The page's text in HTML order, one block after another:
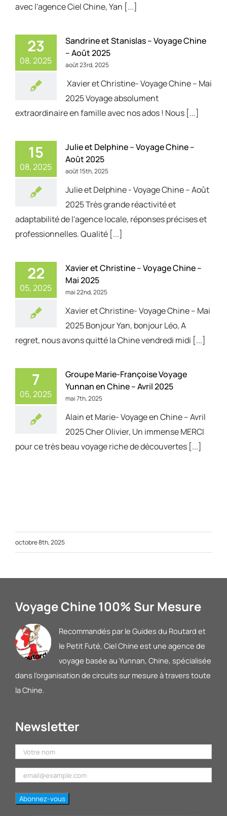
avec l'agence Ciel Chine, Yan [...]
23
08, 2025
Sandrine et Stanislas – Voyage Chine
– Août 2025
août 23rd, 2025
Xavier et Christine- Voyage Chine – Mai
2025 Voyage absolument
extraordinaire en famille avec nos ados ! Nous [...]
15
08, 2025
Julie et Delphine – Voyage Chine –
Août 2025
août 15th, 2025
Julie et Delphine - Voyage Chine – Août
2025 Très grande réactivité et
adaptabilité de l'agence locale, réponses précises et
professionnelles. Qualité [...]
22
05, 2025
Xavier et Christine – Voyage Chine –
Mai 2025
mai 22nd, 2025
Xavier et Christine- Voyage Chine – Mai
2025 Bonjour Yan, bonjour Léo, A
regret, nous avons quitté la Chine vendredi midi [...]
7
05, 2025
Groupe Marie-Françoise Voyage
Yunnan en Chine – Avril 2025
mai 7th, 2025
Alain et Marie- Voyage en Chine – Avril
2025 Cher Olivier, Un immense MERCI
pour ce très beau voyage riche de découvertes [...]
octobre 8th, 2025
Voyage Chine 100% Sur Mesure
Recommandés par le Guides du Routard et
le Petit Futé, Ciel Chine est une agence de
voyage basée au Yunnan, Chine, spécialisée
dans l’organisation de circuits sur mesure à travers toute
la Chine.
Newsletter